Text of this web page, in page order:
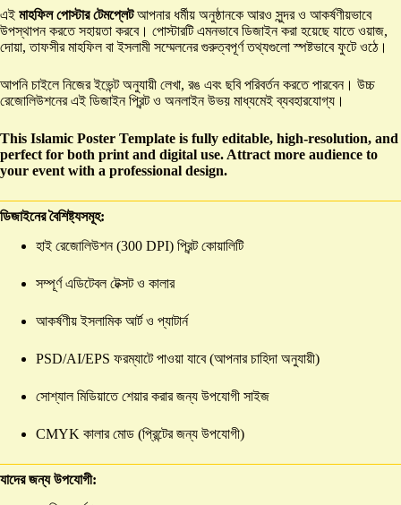
এই মাহফিল পোস্টার টেমপ্লেটআপনার ধর্মীয় অনুষ্ঠানকে আরও সুন্দর ও আকর্ষণীয়ভাবে
উপস্থাপন করতে সহায়তা করবে। পোস্টারটি এমনভাবে ডিজাইন করা হয়েছে যাতে ওয়াজ,
দোয়া, তাফসীর মাহফিল বা ইসলামী সম্মেলনের গুরুত্বপূর্ণ তথ্যগুলো স্পষ্টভাবে ফুটে ওঠে।
আপনি চাইলে নিজের ইভেন্ট অনুযায়ী লেখা, রঙ এবং ছবি পরিবর্তন করতে পারবেন। উচ্চ
রেজোলিউশনের এই ডিজাইন প্রিন্ট ও অনলাইন উভয় মাধ্যমেই ব্যবহারযোগ্য।
This Islamic Poster Template is fully editable, high-resolution, and
perfect for both print and digital use. Attract more audience to
your event with a professional design.
ডিজাইনের বৈশিষ্ট্যসমূহ:
হাই রেজোলিউশন (300 DPI) প্রিন্ট কোয়ালিটি
সম্পূর্ণ এডিটেবল টেক্সট ও কালার
আকর্ষণীয় ইসলামিক আর্ট ও প্যাটার্ন
PSD/AI/EPS ফরম্যাটে পাওয়া যাবে (আপনার চাহিদা অনুযায়ী)
সোশ্যাল মিডিয়াতে শেয়ার করার জন্য উপযোগী সাইজ
CMYK কালার মোড (প্রিন্টের জন্য উপযোগী)
যাদের জন্য উপযোগী: